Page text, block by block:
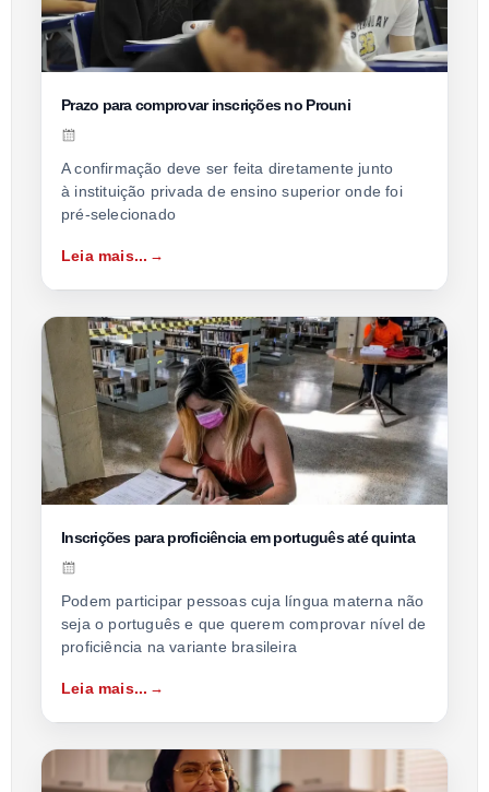
Prazo para comprovar inscrições no Prouni
A confirmação deve ser feita diretamente junto
à instituição privada de ensino superior onde foi
pré-selecionado
Leia mais...
Inscrições para proficiência em português até quinta
Podem participar pessoas cuja língua materna não
seja o português e que querem comprovar nível de
proficiência na variante brasileira
Leia mais...